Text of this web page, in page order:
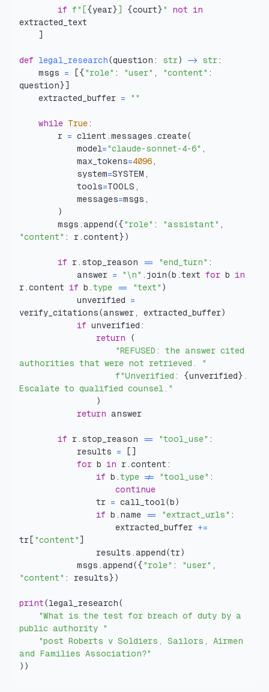
if f"[{year}] {court}" not
in
]
def legal_research(question : str) - str:
    msgs
= [{ "role" : "user" , "content" :
question}]
    extracted_buffer
= ""
while True:
        r
= client .messages .create(
            model
="claude-sonnet-4-6" ,
            max_tokens
=4096 ,
            system
=SYSTEM ,
            tools
=TOOLS ,
            messages
=msgs ,
)
        msgs
.append({ "role" : "assistant" ,
"content" : r .content})
if r . stop_reason == "end_turn" :
            answer
= "\n" . join(b .text for b in
r .content if b .type == "text" )
            unverified
=
verify_citations(answer , extracted_buffer)
if unverified :
return
(
"REFUSED: the answer cited
authorities that were not retrieved. "
f"Unverified: {unverified} .
Escalate to qualified counsel."
)
return
if r . stop_reason == "tool_use" :
            results
= [ ]
for b in r .content :
if b .type != "tool_use" :
continue
                tr
= call_tool(b)
if b . name == "extract_urls" :
                    extracted_buffer
+=
tr [ "content" ]
                results
.append(tr)
            msgs
.append({ "role" : "user" ,
"content" : results})
print(legal_research(
"What is the test for breach of duty by a
public authority "
"post Roberts v Soldiers, Sailors, Airmen
and Families Association?"
) )